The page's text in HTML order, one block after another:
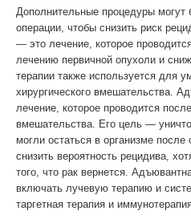
Дополнительные процедуры могут
операции, чтобы снизить риск
— это лечение, которое
лечению первичной опухоли и
терапии также используется для
хирургического вмешательства.
лечение, которое проводится
вмешательства. Его цель —
могли остаться в организме после
снизить вероятность рецидива,
того, что рак вернется.
включать лучевую терапию и
таргетная терапия и